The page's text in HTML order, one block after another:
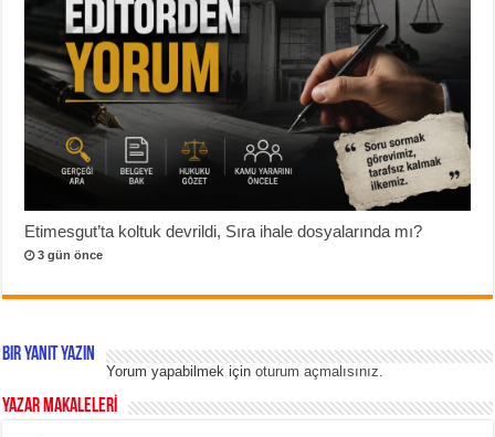
Etimesgut’ta koltuk devrildi, Sıra ihale dosyalarında mı?
3 gün önce
Bir yanıt yazın
Yorum yapabilmek içinoturum açmalısınız
YAZAR MAKALELERİ